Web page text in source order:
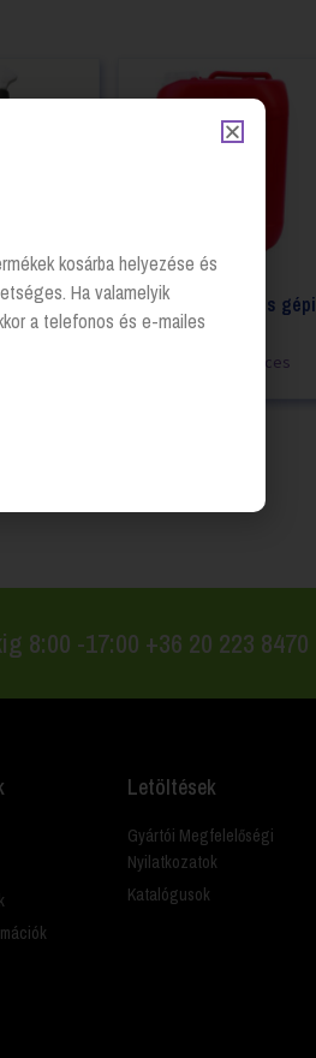
Furniture
Cif
Brilliance ® Savas gépi
öblítőszer
Login to see prices
8:00 -17:00 +36 20 223 8470
Letöltések
Gyártói Megfelelőségi
Nyilatkozatok
Katalógusok
kosárba helyezése és
Ha valamelyik
a telefonos és e-mailes